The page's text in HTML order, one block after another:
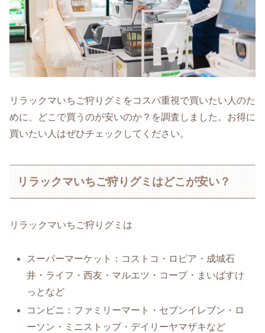
リラックマいちご狩りグミをコスパ重視で買いたい人のた
めに、どこで買うのが安いのか？を調査しました。お得に
買いたい人はぜひチェックしてください。
リラックマいちご狩りグミはどこが安い？
リラックマいちご狩りグミは
スーパーマーケット：コストコ・ロピア・成城石
井・ライフ・西友・マルエツ・コープ・まいばすけ
っとなど
コンビニ：ファミリーマート・セブンイレブン・ロ
ーソン・ミニストップ・デイリーヤマザキなど